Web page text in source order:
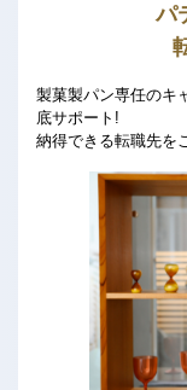
パ
製菓製パン専任のキ
底サポート!
納得できる転職先を